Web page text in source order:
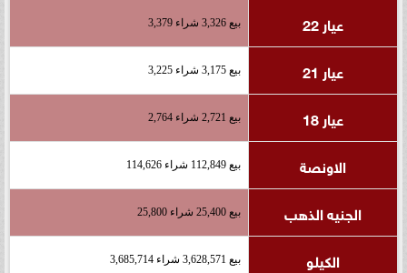
عيار 22 بيع 3,326 شراء 3,379
عيار 21 بيع 3,175 شراء 3,225
عيار 18 بيع 2,721 شراء 2,764
الاونصة بيع 112,849 شراء 114,626
الجنيه الذهب بيع 25,400 شراء 25,800
الكيلو بيع 3,628,571 شراء 3,685,714